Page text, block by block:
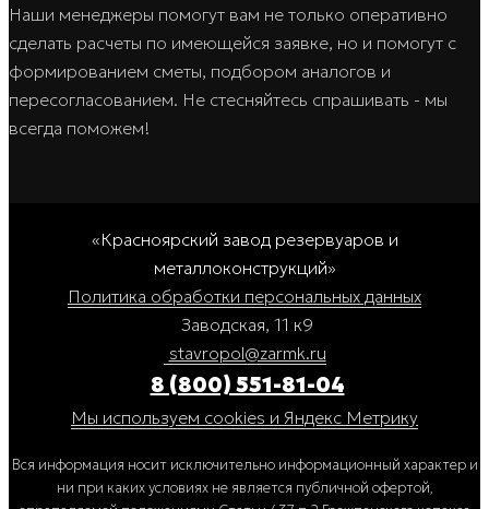
Наши менеджеры помогут вам не только оперативно
сделать расчеты по имеющейся заявке, но и помогут с
формированием сметы, подбором аналогов и
пересогласованием. Не стесняйтесь спрашивать - мы
всегда поможем!
«Красноярский завод резервуаров и
металлоконструкций»
Политика обработки персональных данных
Заводская, 11 к9
stavropol@zarmk.ru
8 (800) 551-81-04
Мы используем cookies и Яндекс Метрику
Вся информация носит исключительно информационный характер и
ни при каких условиях не является публичной офертой,